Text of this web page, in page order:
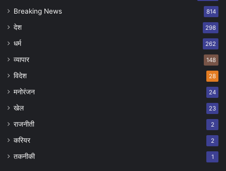
Breaking News 814
देश 298
धर्म 262
व्यापार 148
विदेश 28
मनोरंजन 24
खेल 23
राजनीती 2
करियर 2
तकनीकी 1